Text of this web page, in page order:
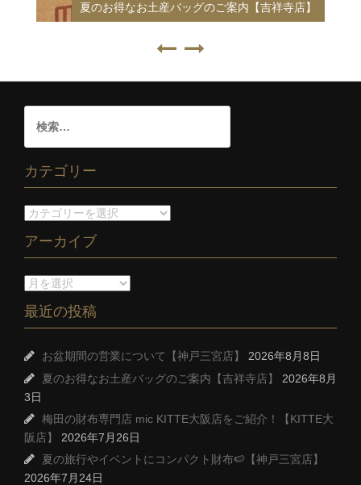
夏のお得なお土産バッグのご案内【吉祥寺店】
カテゴリー
アーカイブ
最近の投稿
お盆期間の営業について【神戸三宮店】
2026年8月8日
夏のお得なお土産バッグのご案内【吉祥寺店】
2026年8月
3日
梅田の財布専門店 mic KITTE大阪店をご紹介！【KITTE大
阪店】
2026年7月26日
夏の旅行やイベントにコンパクト財布🍉【神戸三宮店】
2026年7月24日